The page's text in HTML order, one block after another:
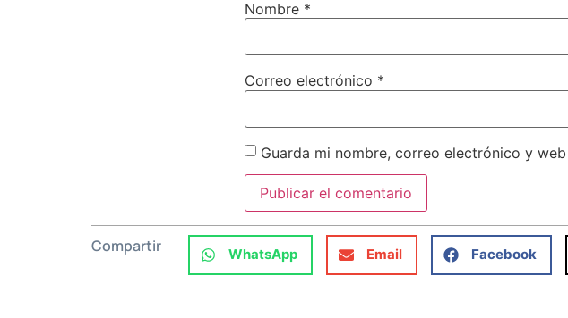
Nombre *
Correo electrónico *
Guarda mi nombre, correo electrónico y
Compartir WhatsApp Email Facebook